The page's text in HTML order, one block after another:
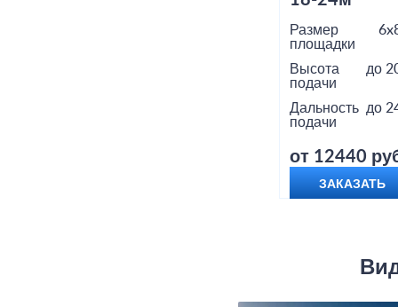
Размер
площадки
Высота
подачи
до
Дальность
подачи
до
от 12440
ЗАКАЗАТЬ